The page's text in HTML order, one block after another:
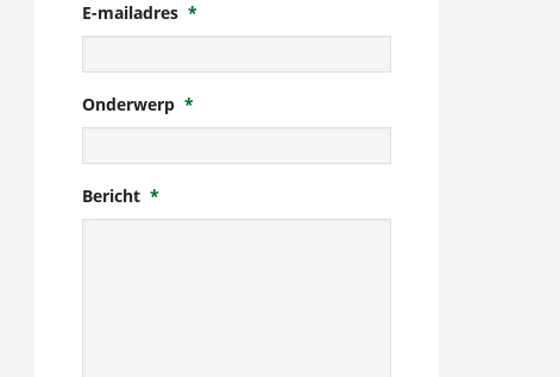
E-mailadres *
Onderwerp *
Bericht *